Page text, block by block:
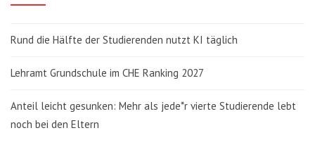
Rund die Hälfte der Studierenden nutzt KI täglich
Lehramt Grundschule im CHE Ranking 2027
Anteil leicht gesunken: Mehr als jede*r vierte Studierende lebt
noch bei den Eltern